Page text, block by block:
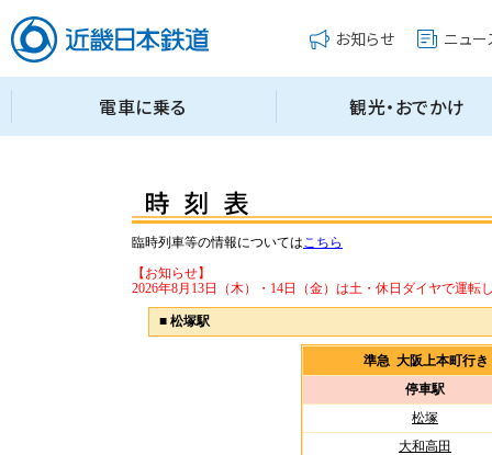
臨時列車等の情報についてはこちら
【お知らせ】
2026年8月13日（木）・14日（金）は土・休日ダイヤで運転
■ 松塚駅
準急 大阪上本町行
停車駅
松塚
大和高田